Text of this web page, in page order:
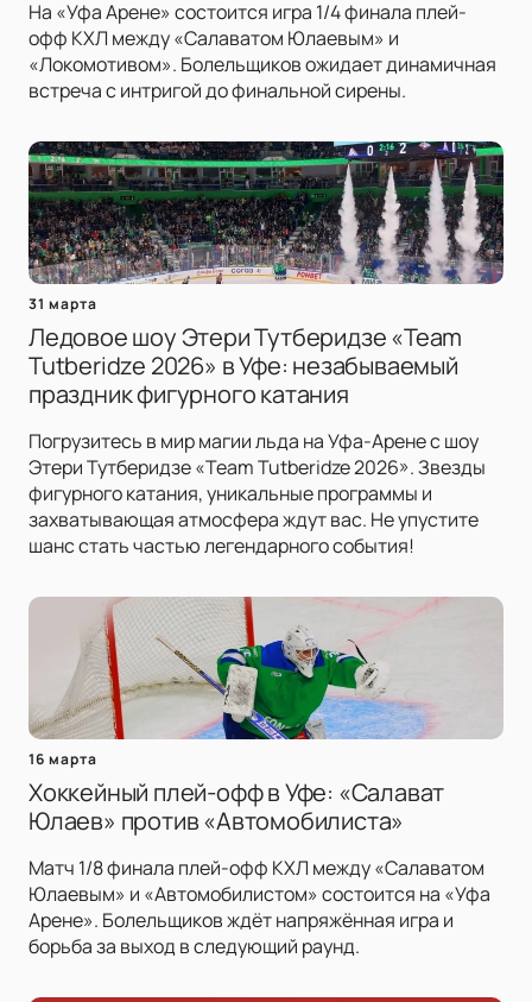
На «Уфа Арене» состоится игра 1/4 финала плей-
офф КХЛ между «Салаватом Юлаевым» и
«Локомотивом». Болельщиков ожидает динамичная
встреча с интригой до финальной сирены.
31 марта
Ледовое шоу Этери Тутберидзе «Team
Tutberidze 2026» в Уфе: незабываемый
праздник фигурного катания
Погрузитесь в мир магии льда на Уфа-Арене с шоу
Этери Тутберидзе «Team Tutberidze 2026». Звезды
фигурного катания, уникальные программы и
захватывающая атмосфера ждут вас. Не упустите
шанс стать частью легендарного события!
16 марта
Хоккейный плей-офф в Уфе: «Салават
Юлаев» против «Автомобилиста»
Матч 1/8 финала плей-офф КХЛ между «Салаватом
Юлаевым» и «Автомобилистом» состоится на «Уфа
Арене». Болельщиков ждёт напряжённая игра и
борьба за выход в следующий раунд.